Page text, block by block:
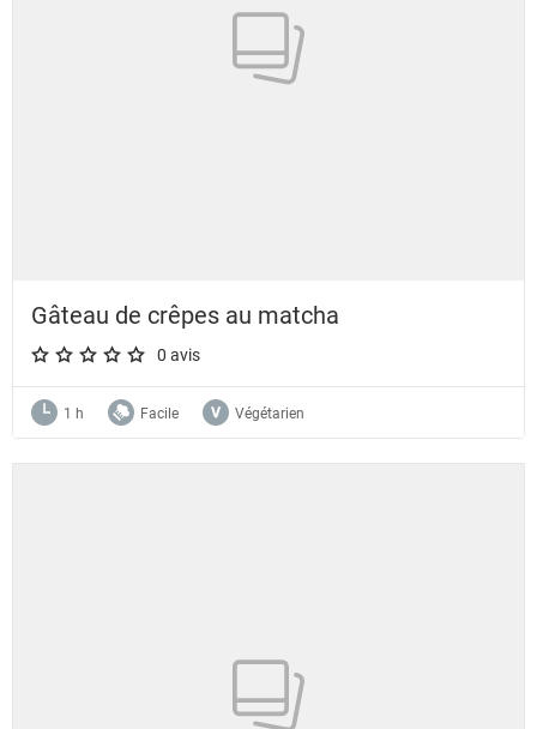
Gâteau de crêpes au matcha
A star rating of 0 out of 5.
0 avis
1 h Facile Végétarien